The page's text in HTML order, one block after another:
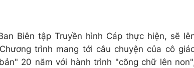
Biên tập Truyền hình Cáp thực hiện, sẽ
trình mang tới câu chuyện của cô
20 năm với hành trình "cõng chữ lên